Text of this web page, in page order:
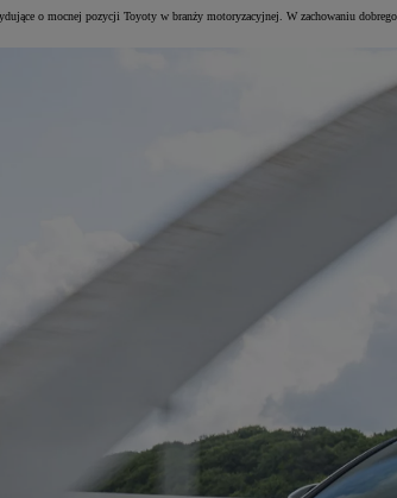
o mocnej pozycji Toyoty w branży motoryzacyjnej. W zachowaniu